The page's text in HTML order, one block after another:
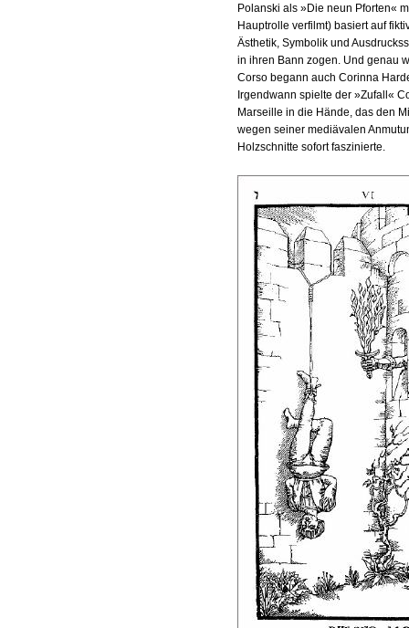
Polanski als »Die neun Pforten«
Hauptrolle verfilmt) basiert auf
Ästhetik, Symbolik und
in ihren Bann zogen. Und genau
Corso begann auch Corinna
Irgendwann spielte der »Zufall«
Marseille in die Hände, das den
wegen seiner mediävalen
Holzschnitte sofort faszinierte.